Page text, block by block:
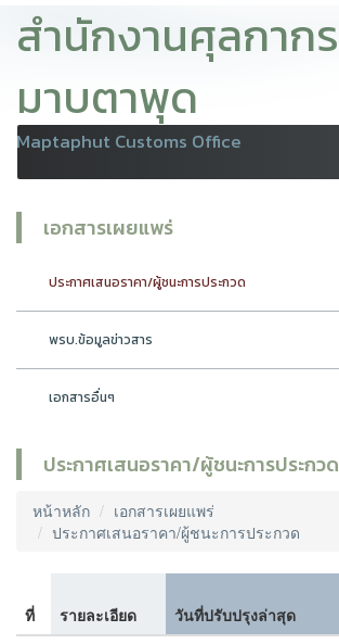
สำนักงานศุลกากร
มาบตาพุด
Maptaphut Customs Office
เอกสารเผยแพร่
ประกาศเสนอราคา/ผู้ชนะการประกวด
พรบ.ข้อมูลข่าวสาร
เอกสารอื่นๆ
ประกาศเสนอราคา/ผู้ชนะการประกวด
หน้าหลัก
เอกสารเผยแพร่
ประกาศเสนอราคา/ผู้ชนะการประกวด
ที่ รายละเอียด วันที่ปรับปรุงล่าสุด